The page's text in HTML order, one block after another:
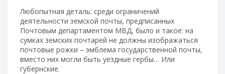
Любопытная деталь: среди ограничений
деятельности земской почты, предписанных
Почтовым департаментом МВД, было и такое: на
сумках земских почтарей не должны изображаться
почтовые рожки – эмблема государственной почты,
вместо них могли быть уездные гербы… Или
губернские.